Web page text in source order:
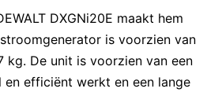
DXGNi20E maakt hem
is voorzien van
kg. De unit is voorzien van een
efficiënt werkt en een lange